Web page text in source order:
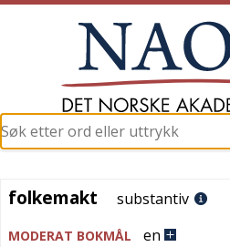
folkemakt
folkemakt substantiv
MODERAT BOKMÅL en